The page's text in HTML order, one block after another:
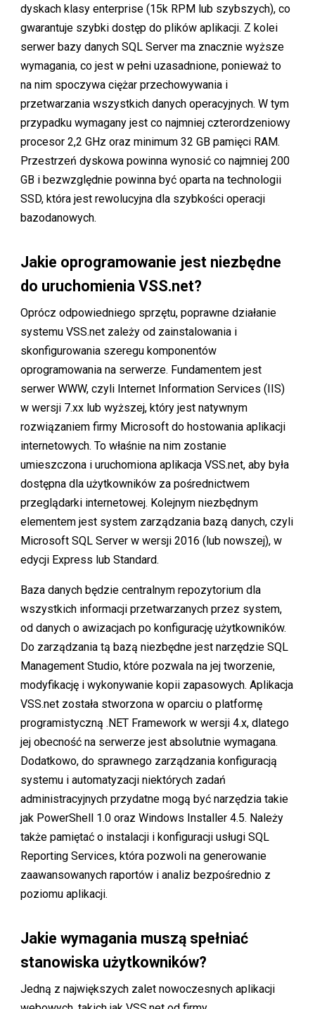
dyskach klasy enterprise (15k RPM lub szybszych), co
gwarantuje szybki dostęp do plików aplikacji. Z kolei
serwer bazy danych SQL Server ma znacznie wyższe
wymagania, co jest w pełni uzasadnione, ponieważ to
na nim spoczywa ciężar przechowywania i
przetwarzania wszystkich danych operacyjnych. W tym
przypadku wymagany jest co najmniej czterordzeniowy
procesor 2,2 GHz oraz minimum 32 GB pamięci RAM.
Przestrzeń dyskowa powinna wynosić co najmniej 200
GB i bezwzględnie powinna być oparta na technologii
SSD, która jest rewolucyjna dla szybkości operacji
bazodanowych.
Jakie oprogramowanie jest niezbędne
do uruchomienia VSS.net?
Oprócz odpowiedniego sprzętu, poprawne działanie
systemu VSS.net zależy od zainstalowania i
skonfigurowania szeregu komponentów
oprogramowania na serwerze. Fundamentem jest
serwer WWW, czyli Internet Information Services (IIS)
w wersji 7.xx lub wyższej, który jest natywnym
rozwiązaniem firmy Microsoft do hostowania aplikacji
internetowych. To właśnie na nim zostanie
umieszczona i uruchomiona aplikacja VSS.net, aby była
dostępna dla użytkowników za pośrednictwem
przeglądarki internetowej. Kolejnym niezbędnym
elementem jest system zarządzania bazą danych, czyli
Microsoft SQL Server w wersji 2016 (lub nowszej), w
edycji Express lub Standard.
Baza danych będzie centralnym repozytorium dla
wszystkich informacji przetwarzanych przez system,
od danych o awizacjach po konfigurację użytkowników.
Do zarządzania tą bazą niezbędne jest narzędzie SQL
Management Studio, które pozwala na jej tworzenie,
modyfikację i wykonywanie kopii zapasowych. Aplikacja
VSS.net została stworzona w oparciu o platformę
programistyczną .NET Framework w wersji 4.x, dlatego
jej obecność na serwerze jest absolutnie wymagana.
Dodatkowo, do sprawnego zarządzania konfiguracją
systemu i automatyzacji niektórych zadań
administracyjnych przydatne mogą być narzędzia takie
jak PowerShell 1.0 oraz Windows Installer 4.5. Należy
także pamiętać o instalacji i konfiguracji usługi SQL
Reporting Services, która pozwoli na generowanie
zaawansowanych raportów i analiz bezpośrednio z
poziomu aplikacji.
Jakie wymagania muszą spełniać
stanowiska użytkowników?
Jedną z największych zalet nowoczesnych aplikacji